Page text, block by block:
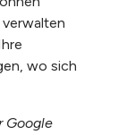
wo sich
Google